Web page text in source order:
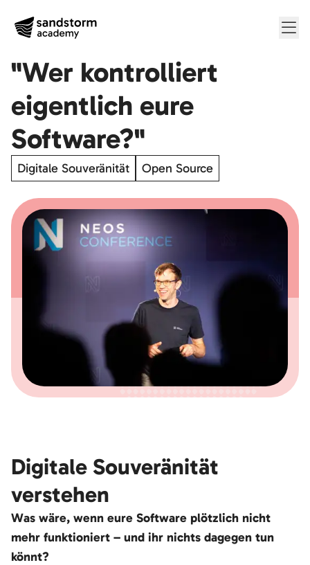
"Wer kontrolliert
eigentlich eure
Software?"
Digitale Souveränität Open Source
Digitale Souveränität
verstehen
Was wäre, wenn eure Software plötzlich nicht
mehr funktioniert – und ihr nichts dagegen tun
könnt?